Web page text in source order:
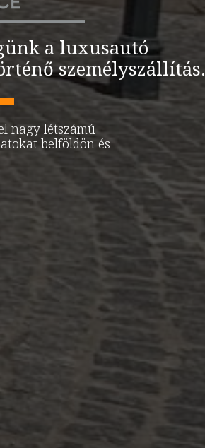
a luxusautó
személyszállítás.
nagy létszámú
belföldön és